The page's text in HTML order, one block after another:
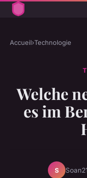
Accueil›Technologie
Welche
es im
S Soan